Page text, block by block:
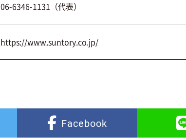
06-6346-1131（代表）
https://www.suntory.co.jp/
Facebook